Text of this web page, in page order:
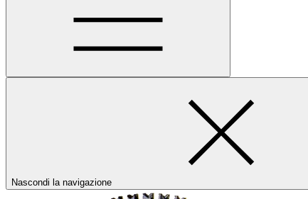
Nascondi la navigazione